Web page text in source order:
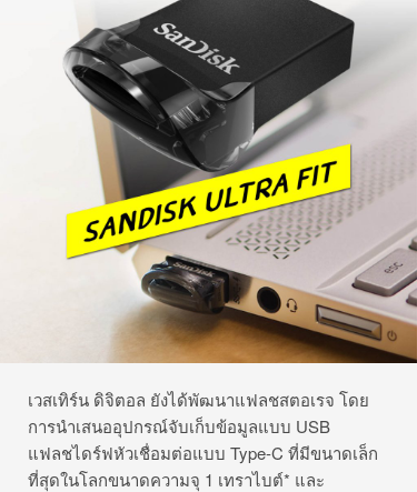
เวสเทิร์น ดิจิตอล ยังได้พัฒนาแฟลชสตอเรจ โดย
การนำเสนออุปกรณ์จับเก็บข้อมูลแบบ USB
แฟลชไดร์ฟหัวเชื่อมต่อแบบ Type-C ที่มีขนาดเล็ก
ที่สุดในโลกขนาดความจุ 1 เทราไบต์* และ